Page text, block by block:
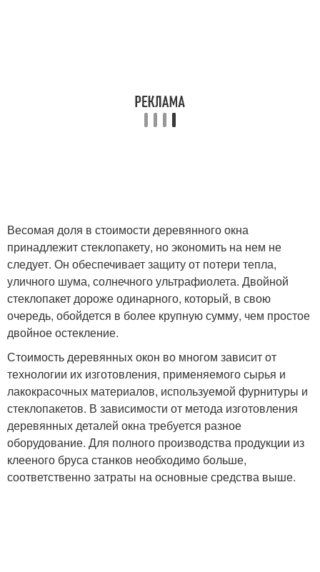
Весомая доля в стоимости деревянного окна
принадлежит стеклопакету, но экономить на нем не
следует. Он обеспечивает защиту от потери тепла,
уличного шума, солнечного ультрафиолета. Двойной
стеклопакет дороже одинарного, который, в свою
очередь, обойдется в более крупную сумму, чем простое
двойное остекление.
Стоимость деревянных окон во многом зависит от
технологии их изготовления, применяемого сырья и
лакокрасочных материалов, используемой фурнитуры и
стеклопакетов. В зависимости от метода изготовления
деревянных деталей окна требуется разное
оборудование. Для полного производства продукции из
клееного бруса станков необходимо больше,
соответственно затраты на основные средства выше.